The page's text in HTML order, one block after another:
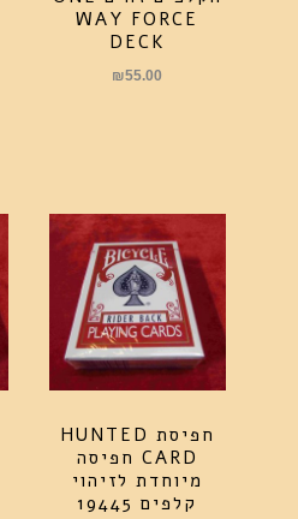
WAY FORCE
DECK
₪55.00
חפיסת HUNTED
CARD חפיסה
מיוחדת לזיהוי
קלפים 19445